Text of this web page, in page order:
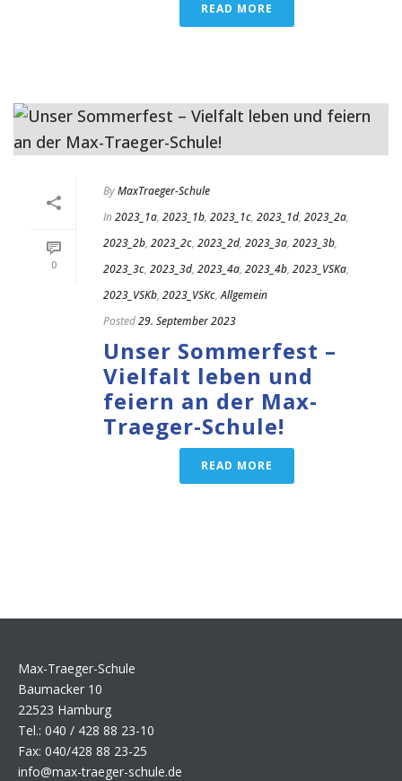
READ MORE
0
ByMaxTraeger-Schule
In2023_1a, 2023_1b, 2023_1c, 2023_1d, 2023_2a,
2023_2b, 2023_2c, 2023_2d, 2023_3a, 2023_3b,
2023_3c, 2023_3d, 2023_4a, 2023_4b, 2023_VSKa,
2023_VSKb, 2023_VSKc,Allgemein
Posted29. September 2023
Unser Sommerfest –
Vielfalt leben und
feiern an der Max-
Traeger-Schule!
READ MORE
Max-Traeger-Schule
Baumacker 10
22523 Hamburg
Tel.: 040 / 428 88 23-10
Fax: 040/428 88 23-25
info@max-traeger-schule.de